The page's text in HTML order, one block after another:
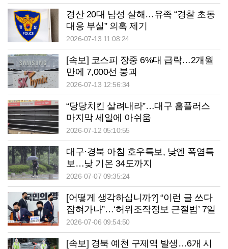
경산 20대 남성 살해…유족 “경찰 초동
대응 부실” 의혹 제기
2026-07-13 11:08:24
[속보] 코스피 장중 6%대 급락…2개월
만에 7,000선 붕괴
2026-07-13 12:56:34
“당당치킨 살려내라”…대구 홈플러스
마지막 세일에 아쉬움
2026-07-12 05:10:55
대구·경북 아침 호우특보, 낮엔 폭염특
보…낮 기온 34도까지
2026-07-07 09:35:24
[어떻게 생각하십니까?] “이런 글 쓰다
잡혀가나”…‘허위조작정보 근절법’ 7일
부터 시행
2026-07-06 09:54:50
[속보] 경북 예천 구제역 발생…6개 시